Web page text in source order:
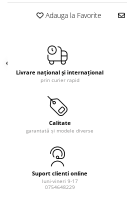
Adauga la Favorite
Livrare național și internațional
prin curier rapid
Calitate
garantată și modele diverse
Suport clienti online
luni-vineri 9-17
0754648229